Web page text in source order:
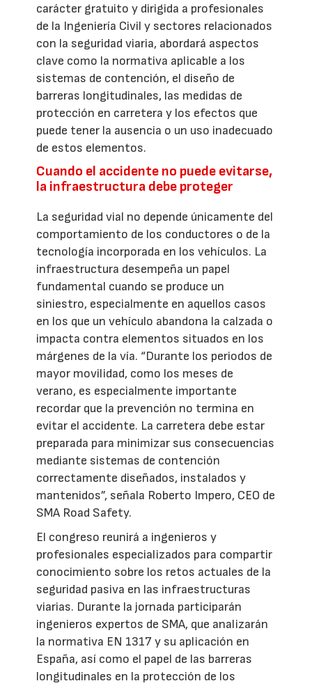
carácter gratuito y dirigida a profesionales
de la Ingeniería Civil y sectores relacionados
con la seguridad viaria, abordará aspectos
clave como la normativa aplicable a los
sistemas de contención, el diseño de
barreras longitudinales, las medidas de
protección en carretera y los efectos que
puede tener la ausencia o un uso inadecuado
de estos elementos.
Cuando el accidente no puede evitarse,
la infraestructura debe proteger
La seguridad vial no depende únicamente del
comportamiento de los conductores o de la
tecnología incorporada en los vehículos. La
infraestructura desempeña un papel
fundamental cuando se produce un
siniestro, especialmente en aquellos casos
en los que un vehículo abandona la calzada o
impacta contra elementos situados en los
márgenes de la vía. “Durante los periodos de
mayor movilidad, como los meses de
verano, es especialmente importante
recordar que la prevención no termina en
evitar el accidente. La carretera debe estar
preparada para minimizar sus consecuencias
mediante sistemas de contención
correctamente diseñados, instalados y
mantenidos”, señala Roberto Impero, CEO de
SMA Road Safety.
El congreso reunirá a ingenieros y
profesionales especializados para compartir
conocimiento sobre los retos actuales de la
seguridad pasiva en las infraestructuras
viarias. Durante la jornada participarán
ingenieros expertos de SMA, que analizarán
la normativa EN 1317 y su aplicación en
España, así como el papel de las barreras
longitudinales en la protección de los